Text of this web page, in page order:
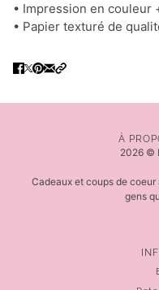
• Impression en couleur
• Papier texturé de
À
2026 ©
Cadeaux et coups de
gens